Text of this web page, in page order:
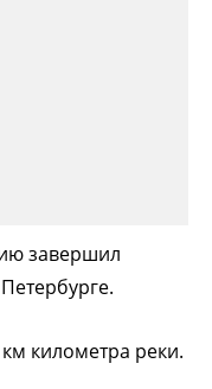
завершил
километра реки.